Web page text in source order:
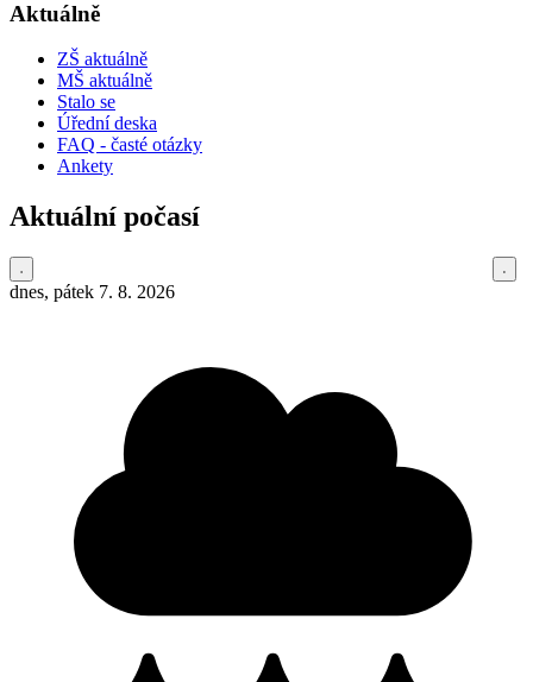
Aktuálně
ZŠ aktuálně
MŠ aktuálně
Stalo se
Úřední deska
FAQ - časté otázky
Ankety
Aktuální počasí
dnes, pátek 7. 8. 2026